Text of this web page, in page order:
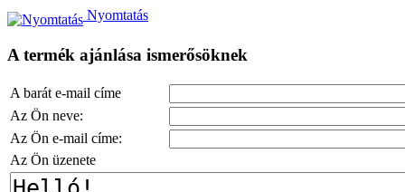
Nyomtatás
A termék ajánlása ismerősöknek
A barát e-mail címe
Az Ön neve:
Az Ön e-mail címe:
Az Ön üzenete